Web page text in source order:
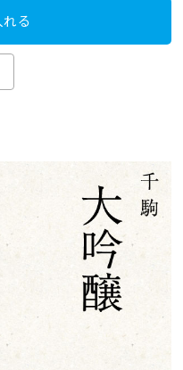
る